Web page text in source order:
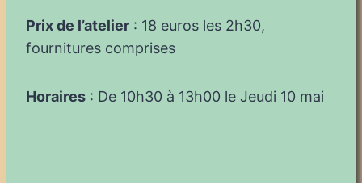
Prix de l’atelier : 18 euros les 2h30,
fournitures comprises
Horaires : De 10h30 à 13h00 le Jeudi 10 mai